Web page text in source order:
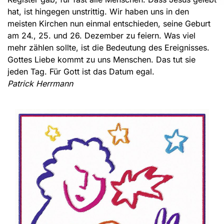
hat, ist hingegen unstrittig. Wir haben uns in den
meisten Kirchen nun einmal entschieden, seine Geburt
am 24., 25. und 26. Dezember zu feiern. Was viel
mehr zählen sollte, ist die Bedeutung des Ereignisses.
Gottes Liebe kommt zu uns Menschen. Das tut sie
jeden Tag. Für Gott ist das Datum egal.
Patrick Herrmann